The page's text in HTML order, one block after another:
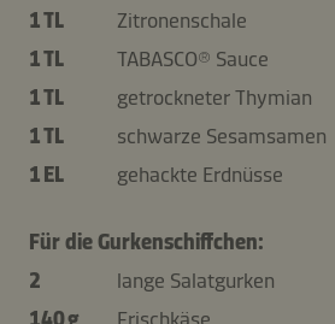
1 TL
Zitronenschale
1 TL
TABASCO® Sauce
1 TL
getrockneter Thymian
1 TL
schwarze Sesamsamen
1 EL
gehackte Erdnüsse
Für die Gurkenschiffchen:
2
lange Salatgurken
140 g
Frischkäse